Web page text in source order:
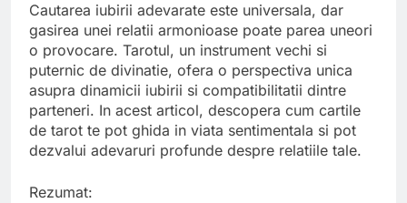
Cautarea iubirii adevarate este universala, dar
gasirea unei relatii armonioase poate parea uneori
o provocare. Tarotul, un instrument vechi si
puternic de divinatie, ofera o perspectiva unica
asupra dinamicii iubirii si compatibilitatii dintre
parteneri. In acest articol, descopera cum cartile
de tarot te pot ghida in viata sentimentala si pot
dezvalui adevaruri profunde despre relatiile tale.
Rezumat: